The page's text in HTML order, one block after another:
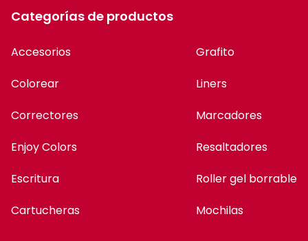
Categorías de productos
Accesorios
Colorear
Correctores
Enjoy Colors
Escritura
Cartucheras
Grafito
Liners
Marcadores
Resaltadores
Roller gel borrable
Mochilas